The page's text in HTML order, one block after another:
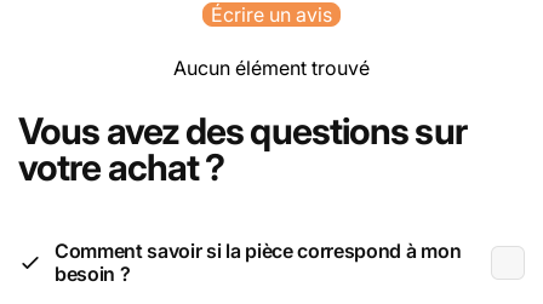
Écrire un avis
Aucun élément trouvé
Vous avez des questions sur
votre achat ?
Comment savoir si la pièce correspond à mon
besoin ?